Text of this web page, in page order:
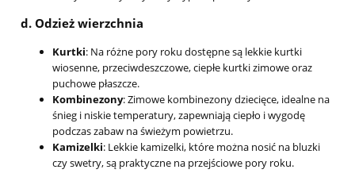
d. Odzież wierzchnia
Kurtki: Na różne pory roku dostępne są lekkie kurtki
wiosenne, przeciwdeszczowe, ciepłe kurtki zimowe oraz
puchowe płaszcze.
Kombinezony: Zimowe kombinezony dziecięce, idealne na
śnieg i niskie temperatury, zapewniają ciepło i wygodę
podczas zabaw na świeżym powietrzu.
Kamizelki: Lekkie kamizelki, które można nosić na bluzki
czy swetry, są praktyczne na przejściowe pory roku.